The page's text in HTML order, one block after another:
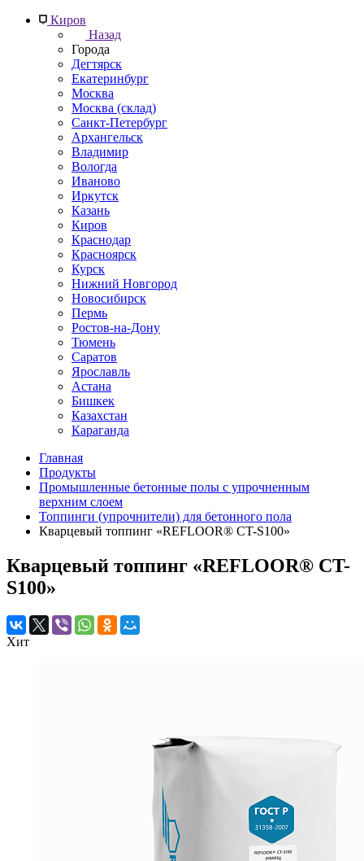
Киров
Назад
Города
Дегтярск
Екатеринбург
Москва
Москва (склад)
Санкт-Петербург
Архангельск
Владимир
Вологда
Иваново
Иркутск
Казань
Киров
Краснодар
Красноярск
Курск
Нижний Новгород
Новосибирск
Пермь
Ростов-на-Дону
Тюмень
Саратов
Ярославль
Астана
Бишкек
Казахстан
Караганда
Главная
Продукты
Промышленные бетонные полы с упрочненным
верхним слоем
Топпинги (упрочнители) для бетонного пола
Кварцевый топпинг «REFLOOR® CT-S100»
Кварцевый топпинг «REFLOOR® CT-
S100»
Хит